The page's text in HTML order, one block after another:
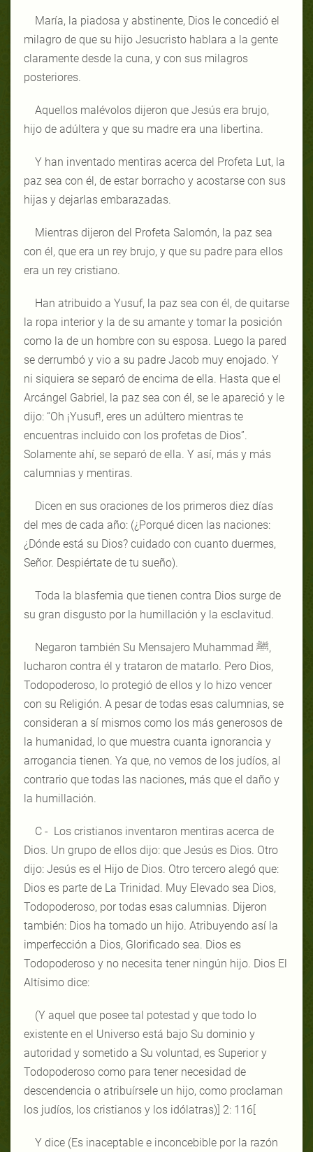
María, la piadosa y abstinente, Dios le concedió el
milagro de que su hijo Jesucristo hablara a la gente
claramente desde la cuna, y con sus milagros
posteriores.
Aquellos malévolos dijeron que Jesús era brujo,
hijo de adúltera y que su madre era una libertina.
Y han inventado mentiras acerca del Profeta Lut, la
paz sea con él, de estar borracho y acostarse con sus
hijas y dejarlas embarazadas.
Mientras dijeron del Profeta Salomón, la paz sea
con él, que era un rey brujo, y que su padre para ellos
era un rey cristiano.
Han atribuido a Yusuf, la paz sea con él, de quitarse
la ropa interior y la de su amante y tomar la posición
como la de un hombre con su esposa. Luego la pared
se derrumbó y vio a su padre Jacob muy enojado. Y
ni siquiera se separó de encima de ella. Hasta que el
Arcángel Gabriel, la paz sea con él, se le apareció y le
dijo: “Oh ¡Yusuf!, eres un adúltero mientras te
encuentras incluido con los profetas de Dios”.
Solamente ahí, se separó de ella. Y así, más y más
calumnias y mentiras.
Dicen en sus oraciones de los primeros diez días
del mes de cada año: (¿Porqué dicen las naciones:
¿Dónde está su Dios? cuidado con cuanto duermes,
Señor. Despiértate de tu sueño).
Toda la blasfemia que tienen contra Dios surge de
su gran disgusto por la humillación y la esclavitud.
Negaron también Su Mensajero Muhammad ﷺ,
lucharon contra él y trataron de matarlo. Pero Dios,
Todopoderoso, lo protegió de ellos y lo hizo vencer
con su Religión. A pesar de todas esas calumnias, se
consideran a sí mismos como los más generosos de
la humanidad, lo que muestra cuanta ignorancia y
arrogancia tienen. Ya que, no vemos de los judíos, al
contrario que todas las naciones, más que el daño y
la humillación.
C - Los cristianos inventaron mentiras acerca de
Dios. Un grupo de ellos dijo: que Jesús es Dios. Otro
dijo: Jesús es el Hijo de Dios. Otro tercero alegó que:
Dios es parte de La Trinidad. Muy Elevado sea Dios,
Todopoderoso, por todas esas calumnias. Dijeron
también: Dios ha tomado un hijo. Atribuyendo así la
imperfección a Dios, Glorificado sea. Dios es
Todopoderoso y no necesita tener ningún hijo. Dios El
Altísimo dice:
(Y aquel que posee tal potestad y que todo lo
existente en el Universo está bajo Su dominio y
autoridad y sometido a Su voluntad, es Superior y
Todopoderoso como para tener necesidad de
descendencia o atribuírsele un hijo, como proclaman
los judíos, los cristianos y los idólatras)] 2: 116[
Y dice (Es inaceptable e inconcebible por la razón